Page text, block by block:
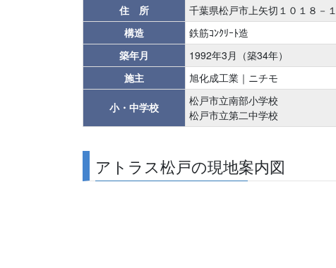
住 所
千葉県松戸市上矢切１０１８－１
構造
鉄筋ｺﾝｸﾘｰﾄ造
築年月
1992年3月（築34年）
施主
旭化成工業｜ニチモ
小・中学校
松戸市立南部小学校
松戸市立第二中学校
アトラス松戸の現地案内図